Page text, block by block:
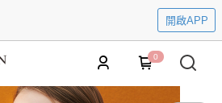
開啟APP
0